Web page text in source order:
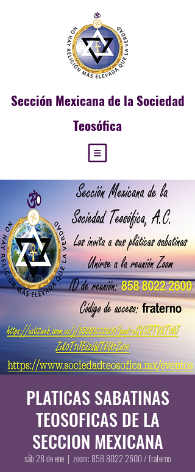
Sección Mexicana de la Sociedad
Teosófica
PLATICAS SABATINAS
TEOSOFICAS DE LA
SECCION MEXICANA
sáb 28 de ene
  |
zoom: 858 8022 2600 / fraterno